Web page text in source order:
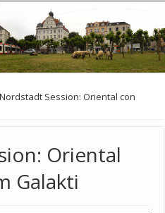
Nordstadt Session: Oriental con
Oriental
Galakti